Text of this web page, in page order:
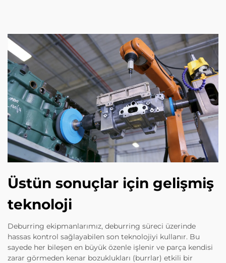
Üstün sonuçlar için gelişmiş
teknoloji
Deburring ekipmanlarımız, deburring süreci üzerinde
hassas kontrol sağlayabilen son teknolojiyi kullanır. Bu
sayede her bileşen en büyük özenle işlenir ve parça kendisi
zarar görmeden kenar bozuklukları (burrlar) etkili bir